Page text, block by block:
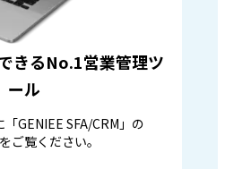
きるNo.1営業管理ツ
ール
GENIEE SFA/CRM」の
ご覧ください。